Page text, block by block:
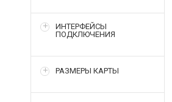
ИНТЕРФЕЙСЫ
ПОДКЛЮЧЕНИЯ
РАЗМЕРЫ КАРТЫ